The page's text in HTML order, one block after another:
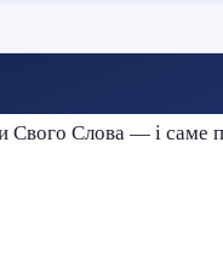
Свого Слова — і саме